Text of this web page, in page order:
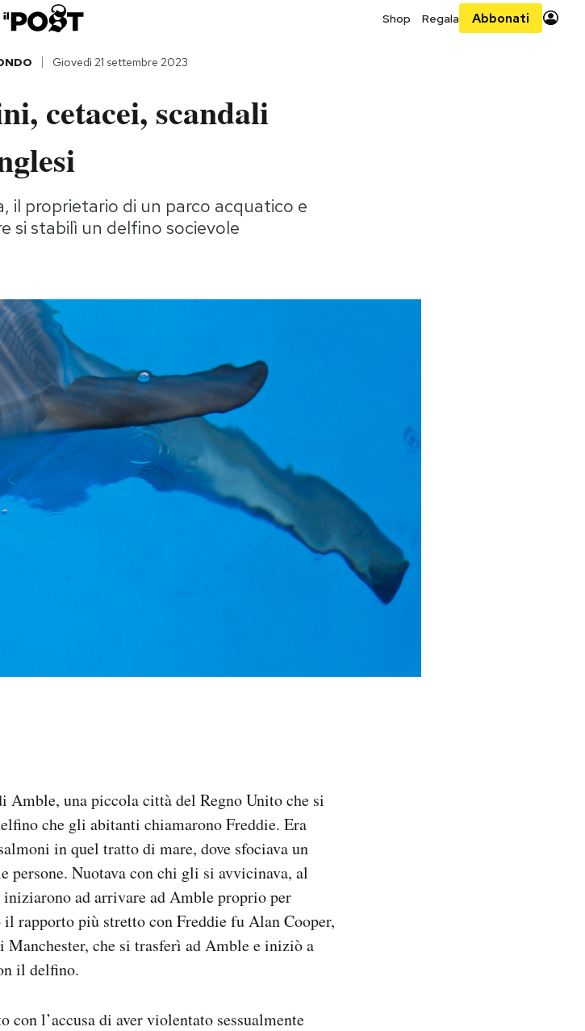
Shop Regala Abbonati
Giovedì 21 settembre 2023
cetacei, scandali
il proprietario di un parco acquatico e
si stabilì un delfino socievole
Amble, una piccola città del Regno Unito che si
che gli abitanti chiamarono Freddie. Era
in quel tratto di mare, dove sfociava un
persone. Nuotava con chi gli si avvicinava, al
ad arrivare ad Amble proprio per
rapporto più stretto con Freddie fu Alan Cooper,
che si trasferì ad Amble e iniziò a
il delfino.
con l’accusa di aver violentato sessualmente